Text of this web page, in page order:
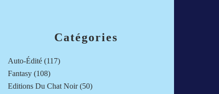
Catégories
Auto-Édité (117)
Fantasy (108)
Editions Du Chat Noir(50)